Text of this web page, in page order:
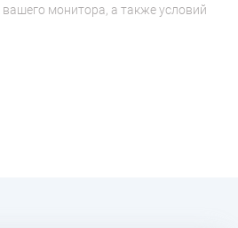
монитора, а также условий